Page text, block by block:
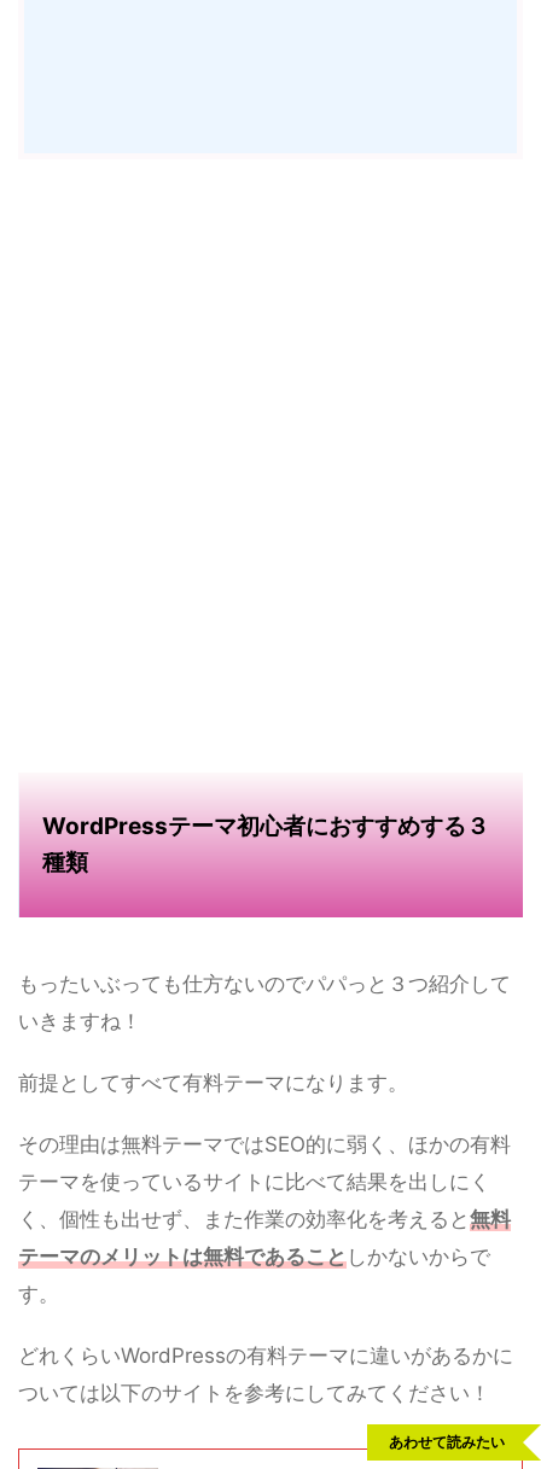
WordPressテーマ初心者におすすめする３
種類
もったいぶっても仕方ないのでパパっと３つ紹介して
いきますね！
前提としてすべて有料テーマになります。
その理由は無料テーマではSEO的に弱く、ほかの有料
テーマを使っているサイトに比べて結果を出しにく
く、個性も出せず、また作業の効率化を考えると 無料
テーマのメリットは無料であることしかないからで
す。
どれくらいWordPressの有料テーマに違いがあるかに
ついては以下のサイトを参考にしてみてください！
あわせて読みたい